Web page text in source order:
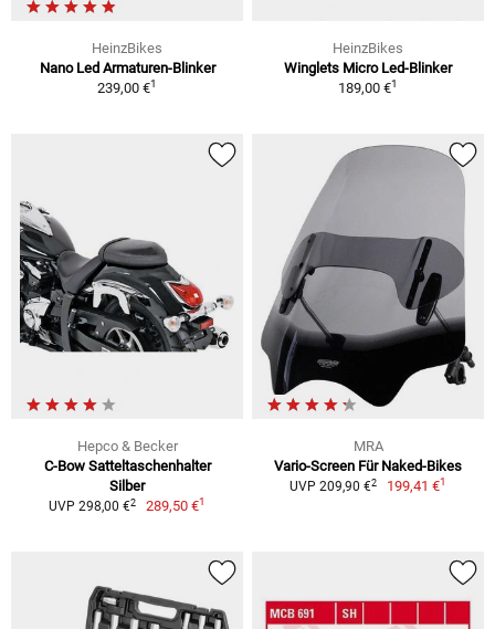
HeinzBikes
Nano Led Armaturen-Blinker
239,00 €1
HeinzBikes
Winglets Micro Led-Blinker
189,00 €1
Hepco & Becker
C-Bow Satteltaschenhalter
Silber
UVP 298,00 €2 289,50 €1
MRA
Vario-Screen Für Naked-Bikes
UVP 209,90 €2 199,41 €1